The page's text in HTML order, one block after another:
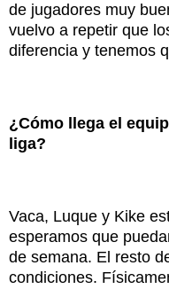
de jugadores muy
vuelvo a repetir que
diferencia y tenemos
¿Cómo llega el
liga?
Vaca, Luque y Kike
esperamos que
de semana. El resto
condiciones.